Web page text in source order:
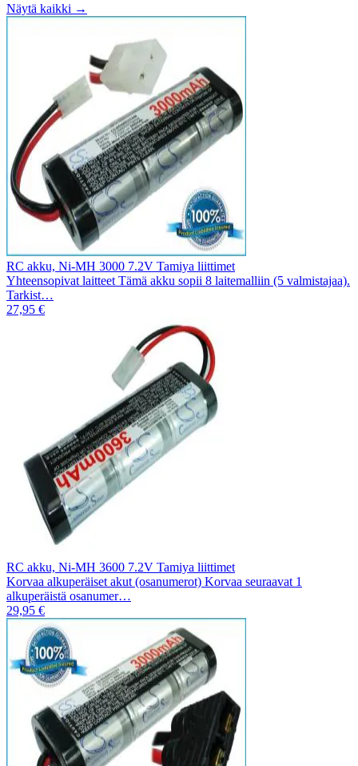
Näytä kaikki →
RC akku, Ni-MH 3000 7.2V Tamiya liittimet
Yhteensopivat laitteet Tämä akku sopii 8 laitemalliin (5 valmistajaa).
Tarkist…
27,95 €
RC akku, Ni-MH 3600 7.2V Tamiya liittimet
Korvaa alkuperäiset akut (osanumerot) Korvaa seuraavat 1
alkuperäistä osanumer…
29,95 €